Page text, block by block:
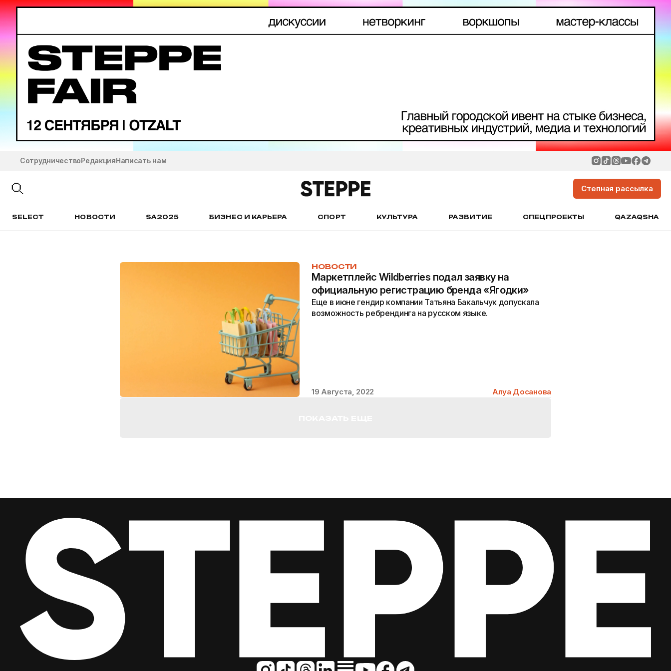
СотрудничествоРедакцияНаписать нам
Степная рассылка
SELECT НОВОСТИ SA2025 БИЗНЕС И КАРЬЕРА СПОРТ КУЛЬТУРА РАЗВИТИЕ СПЕЦПРОЕКТЫ QAZAQSHA
НОВОСТИ
Маркетплейс Wildberries подал заявку на
официальную регистрацию бренда «Ягодки»
Еще в июне гендир компании Татьяна Бакальчук допускала
возможность ребрендинга на русском языке.
19 Августа, 2022 Алуа Досанова